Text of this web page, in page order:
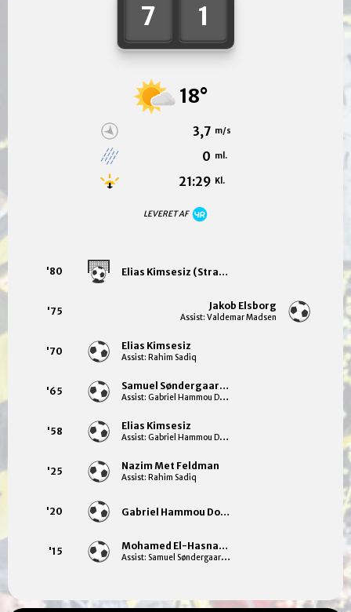
7 1
18°
3,7 m/s
0 ml.
21:29 Kl.
LEVERET AF
'80 Elias Kimsesiz (Straffe)
'75 Jakob Elsborg
Assist: Valdemar Madsen
'70 Elias Kimsesiz
Assist: Rahim Sadiq
'65 Samuel Søndergaard Hummel
Assist: Gabriel Hammou Dos Santos
'58 Elias Kimsesiz
Assist: Gabriel Hammou Dos Santos
'25 Nazim Met Feldman
Assist: Rahim Sadiq
'20 Gabriel Hammou Dos Santos
'15 Mohamed El-Hasnaoui
Assist: Samuel Søndergaard Hummel